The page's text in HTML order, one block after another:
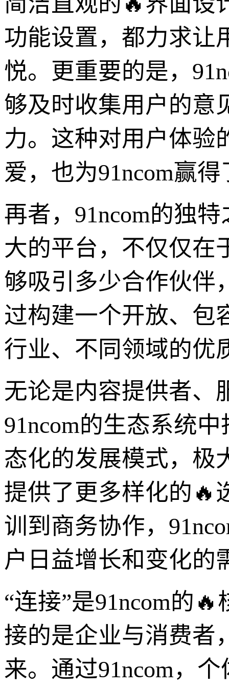
功能设置，都力求让
悦。更重要的是，
够及时收集用户的意
力。这种对用户体验
爱，也为91ncom赢
再者，91ncom的独
大的平台，不仅仅在
够吸引多少合作伙伴
过构建一个开放、包
行业、不同领域的优
无论是内容提供者、
91ncom的生态系统
态化的发展模式，极
提供了更多样化的🔥
训到商务协作，
户日益增长和变化的
“连接”是91ncom的
接的是企业与消费者
来。通过91ncom，